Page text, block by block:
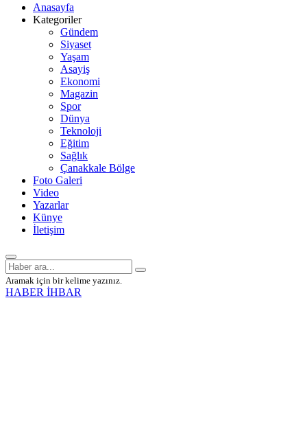
Anasayfa
Kategoriler
Gündem
Siyaset
Yaşam
Asayiş
Ekonomi
Magazin
Spor
Dünya
Teknoloji
Eğitim
Sağlık
Çanakkale Bölge
Foto Galeri
Video
Yazarlar
Künye
İletişim
Aramak için bir kelime yazınız.
HABER İHBAR